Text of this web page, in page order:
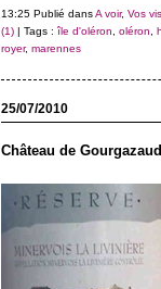
13:25 Publié dansA voir, Vos
(1)| Tags : île d'oléron oléron
royer, marennes
25/07/2010
Château de